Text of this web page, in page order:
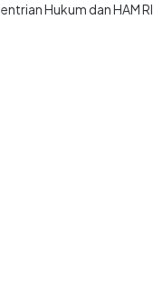
Hukum dan HAM RI